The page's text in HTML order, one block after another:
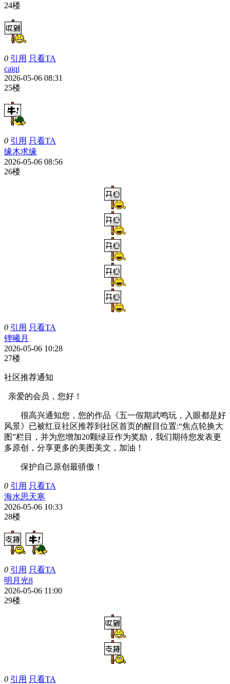
24楼
0 引用 只看TA
caiqi
2026-05-06 08:31
25楼
0 引用 只看TA
缘木求缘
2026-05-06 08:56
26楼
0 引用 只看TA
锂曦月
2026-05-06 10:28
27楼
社区推荐通知
亲爱的会员，您好！
很高兴通知您，您的作品《五一假期武鸣玩，入眼都是好
风景》已被红豆社区推荐到社区首页的醒目位置:“焦点轮换大
图”栏目，并为您增加20颗绿豆作为奖励，我们期待您发表更
多原创，分享更多的美图美文，加油！
保护自己原创最骄傲！
0 引用 只看TA
海水思天寒
2026-05-06 10:33
28楼
0 引用 只看TA
明月光8
2026-05-06 11:00
29楼
0 引用 只看TA